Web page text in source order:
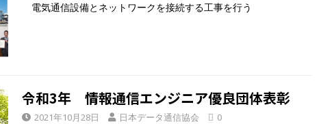
電気通信設備とネットワークを接続する工事を行う
令和3年 情報通信エンジニア優良団体表彰
2021年10月28日 日本データ通信協会 0